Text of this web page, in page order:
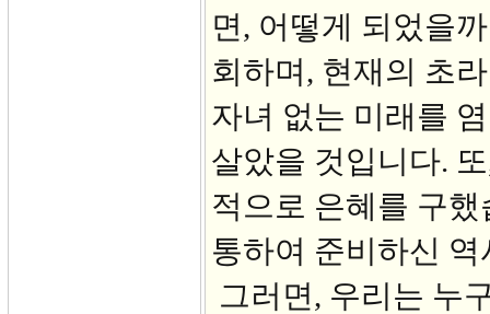
면, 어떻게 되었을
회하며, 현재의 초
자녀 없는 미래를
살았을 것입니다.
적으로 은혜를 구
통하여 준비하신
그러면, 우리는 누